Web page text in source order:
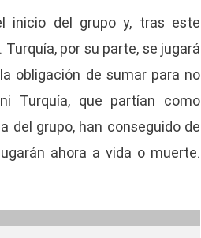
inicio del grupo y, tras este
por su parte, se jugará
obligación de sumar para no
Turquía, que partían como
del grupo, han conseguido de
ahora a vida o muerte.